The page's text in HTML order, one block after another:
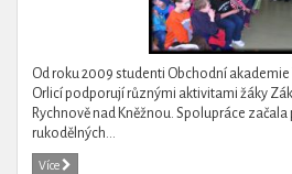
Od roku 2009 studenti Obchodní akademie
Orlicí podporují různými aktivitami žáky
Rychnově nad Kněžnou. Spolupráce
rukodělných...
Více